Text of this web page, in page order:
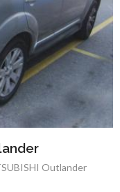
Outlander